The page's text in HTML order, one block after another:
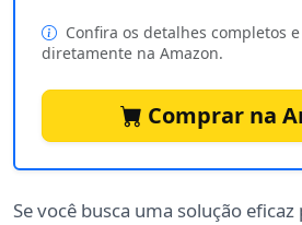
Confira os detalhes completos
diretamente na Amazon.
Comprar na
Se você busca uma solução